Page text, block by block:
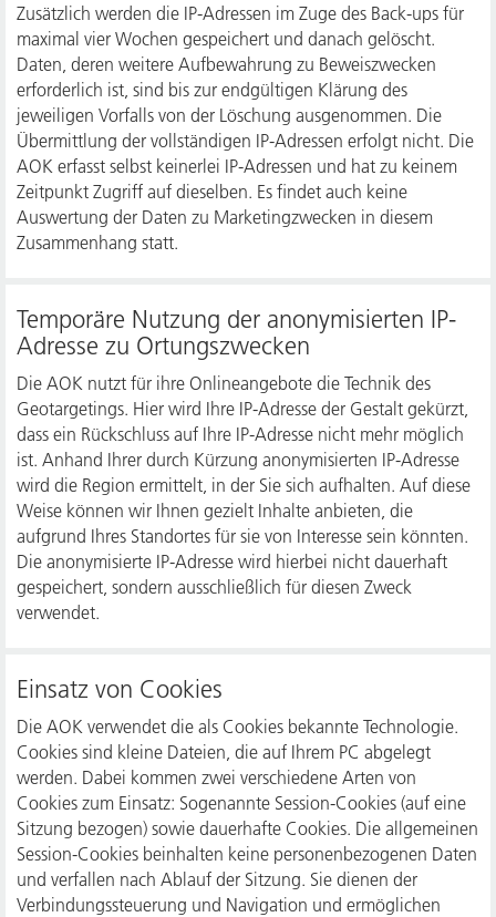
Zusätzlich werden die IP-Adressen im Zuge des Back-ups für
maximal vier Wochen gespeichert und danach gelöscht.
Daten, deren weitere Aufbewahrung zu Beweiszwecken
erforderlich ist, sind bis zur endgültigen Klärung des
jeweiligen Vorfalls von der Löschung ausgenommen. Die
Übermittlung der vollständigen IP-Adressen erfolgt nicht. Die
AOK erfasst selbst keinerlei IP-Adressen und hat zu keinem
Zeitpunkt Zugriff auf dieselben. Es findet auch keine
Auswertung der Daten zu Marketingzwecken in diesem
Zusammenhang statt.
Temporäre Nutzung der anonymisierten IP-
Adresse zu Ortungszwecken
Die AOK nutzt für ihre Onlineangebote die Technik des
Geotargetings. Hier wird Ihre IP-Adresse der Gestalt gekürzt,
dass ein Rückschluss auf Ihre IP-Adresse nicht mehr möglich
ist. Anhand Ihrer durch Kürzung anonymisierten IP-Adresse
wird die Region ermittelt, in der Sie sich aufhalten. Auf diese
Weise können wir Ihnen gezielt Inhalte anbieten, die
aufgrund Ihres Standortes für sie von Interesse sein könnten.
Die anonymisierte IP-Adresse wird hierbei nicht dauerhaft
gespeichert, sondern ausschließlich für diesen Zweck
verwendet.
Einsatz von Cookies
Die AOK verwendet die als Cookies bekannte Technologie.
Cookies sind kleine Dateien, die auf Ihrem PC abgelegt
werden. Dabei kommen zwei verschiedene Arten von
Cookies zum Einsatz: Sogenannte Session-Cookies (auf eine
Sitzung bezogen) sowie dauerhafte Cookies. Die allgemeinen
Session-Cookies beinhalten keine personenbezogenen Daten
und verfallen nach Ablauf der Sitzung. Sie dienen der
Verbindungssteuerung und Navigation und ermöglichen